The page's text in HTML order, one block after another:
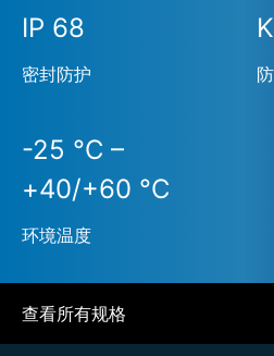
IP 68
密封防护
-25 °C –
+40/+60 °C
环境温度
查看所有规格